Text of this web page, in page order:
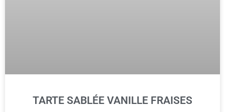
TARTE SABLÉE VANILLE FRAISES